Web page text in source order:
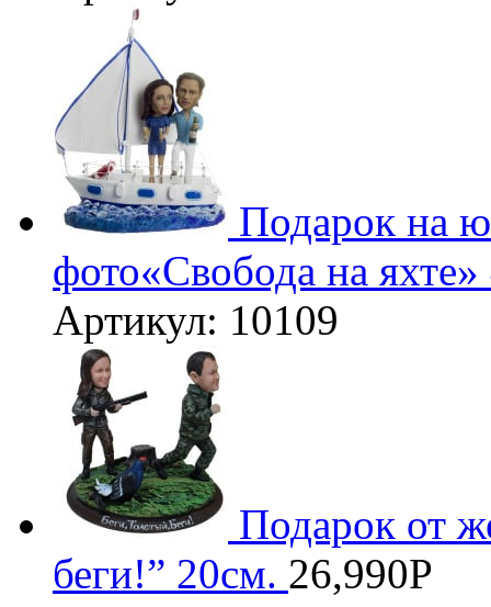
Подарок на
фото«Свобода на
Артикул: 10109
Подарок от
беги!” 20см. 26,990Р